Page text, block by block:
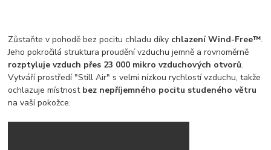
Zůstaňte v pohodě bez pocitu chladu díky chlazení Wind-Free™.
Jeho pokročilá struktura proudění vzduchu jemně a rovnoměrně
rozptyluje vzduch přes 23 000 mikro vzduchových otvorů.
Vytváří prostředí "Still Air" s velmi nízkou rychlostí vzduchu, takže
ochlazuje místnost bez nepříjemného pocitu studeného větru
na vaší pokožce.